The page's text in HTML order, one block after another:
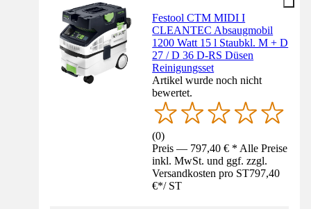
Festool CTM MIDI I
CLEANTEC Absaugmobil
1200 Watt 15 l Staubkl. M + D
27 / D 36 D-RS Düsen
Reinigungsset
Artikel wurde noch nicht
bewertet.
(0)
Preis — 797,40 € * Alle Preise
inkl. MwSt. und ggf. zzgl.
Versandkosten pro ST797,40
€*/ ST